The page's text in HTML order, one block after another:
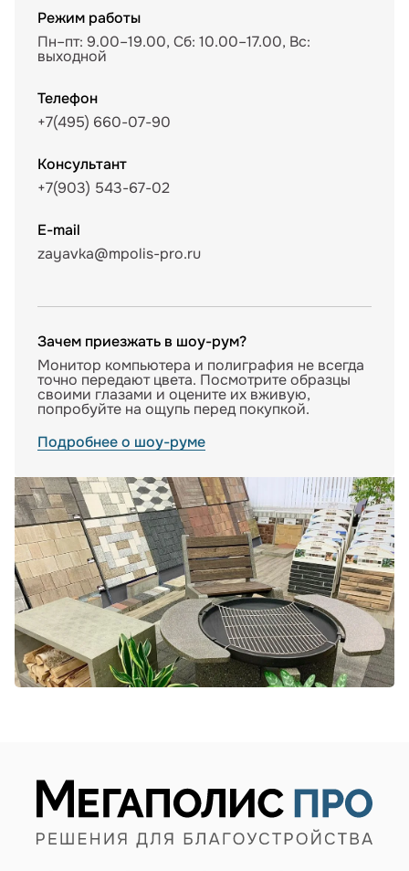
Режим работы
Пн–пт: 9.00–19.00, Сб: 10.00–17.00, Вс:
выходной
Телефон
+7(495) 660-07-90
Консультант
+7(903) 543-67-02
E-mail
zayavka@mpolis-pro.ru
Зачем приезжать в шоу-рум?
Монитор компьютера и полиграфия не всегда
точно передают цвета. Посмотрите образцы
своими глазами и оцените их вживую,
попробуйте на ощупь перед покупкой.
Подробнее о шоу-руме